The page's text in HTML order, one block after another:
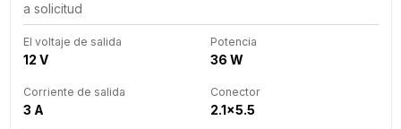
a solicitud
El voltaje de salida
12 V
Potencia
36 W
Corriente de salida
3 A
Conector
2.1x5.5